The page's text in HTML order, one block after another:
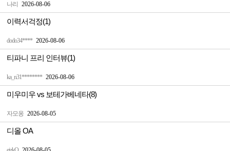
나리 2026-08-06
dodo34**** 2026-08-06
이력서걱정(1)
ka_n31******** 2026-08-06
티파니 프리 인터뷰(1)
자모옹 2026-08-05
미우미우 vs 보테가베네타(8)
디올 OA